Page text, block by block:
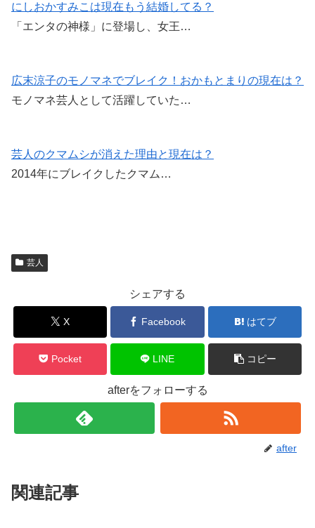
にしおかすみこは現在もう結婚してる？
「エンタの神様」に登場し、女王…
広末涼子のモノマネでブレイク！おかもとまりの現在は？
モノマネ芸人として活躍していた…
芸人のクマムシが消えた理由と現在は？
2014年にブレイクしたクマム…
芸人
シェアする
X Facebook はてブ
Pocket LINE コピー
afterをフォローする
after
関連記事